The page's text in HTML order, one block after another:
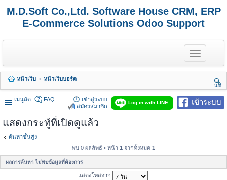
M.D.Soft Co.,Ltd. Software House CRM, ERP
E-Commerce Solutions Odoo Support
T
o
g
e
n
a
n
หน้าเว็บ
หน้าเว็บบอร์ด
นห
า
เมนูลัด
เข้าระบบ
Log in with LINE
FAQ
เข้าสู่ระบบ
สมัครสมาชิก
แสดงกระทู้ที่เปิดดูแล้ว
ค้นหาขั้นสูง
พบ 0 ผลลัพธ์ • หน้า 1 จากทั้งหมด 1
ผลการค้นหา ไม่พบข้อมูลที่ต้องการ
แสดงโพสจาก